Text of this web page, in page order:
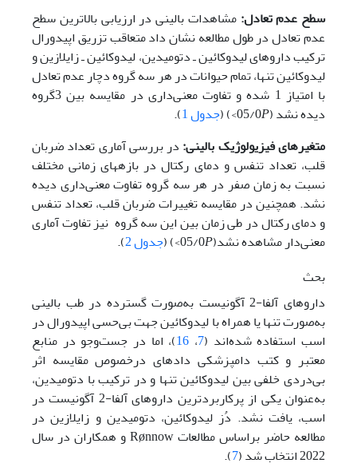
سطح عدم تعادل: مشاهدات بالینی در ارزیابی بالاترین سطح
عدم تعادل در طول مطالعه نشان داد متعاقب تزریق اپیدورال
ترکیب داروهای لیدوکائین ـ دتومیدین، لیدوکائین ـ زایلازین و
لیدوکائین تنها، تمام حیوانات در هر سه گروه دچار عدم تعادل
با امتیاز 1 شده و تفاوت معنی‌داری در مقایسه بین 3گروه
دیده نشد (05/0P
>) (جدول 1 ).
متغیرهای فیزیولوژیک بالینی: در بررسی آماری تعداد ضربان
قلب، تعداد تنفس و دمای رکتال در بازه­های زمانی مختلف
نسبت به زمان صفر در هر سه گروه تفاوت معنی‌داری دیده
نشد. همچنین در مقایسه تغییرات ضربان قلب، تعداد تنفس
و دمای رکتال در طی زمان بین این سه گروه نیز تفاوت آماری
معنی‌دار مشاهده نشد(05/0P
>) (جدول 2 ).
بحث
داروهای آلفا-2 آگونیست به‌صورت گسترده در طب بالینی
به‌صورت تنها یا همراه با لیدوکائین جهت ‌بی‌حسی اپیدورال در
اسب استفاده شده‌اند (7، 16)، اما در جست‌و‌جو در منابع
معتبر و کتب دامپزشکی داده­ای درخصوص مقایسه اثر
بی‌دردی خلفی بین لیدوکائین تنها و در ترکیب با دتومیدین،
به‌عنوان یکی از پرکاربرد‌ترین داروهای آلفا-2 آگونیست در
اسب، یافت نشد. دُز لیدوکائین، دتومیدین و زایلازین در
مطالعه حاضر بر‌اساس مطالعات Rønnow و همکاران در سال
2022 انتخاب شد (
7
).